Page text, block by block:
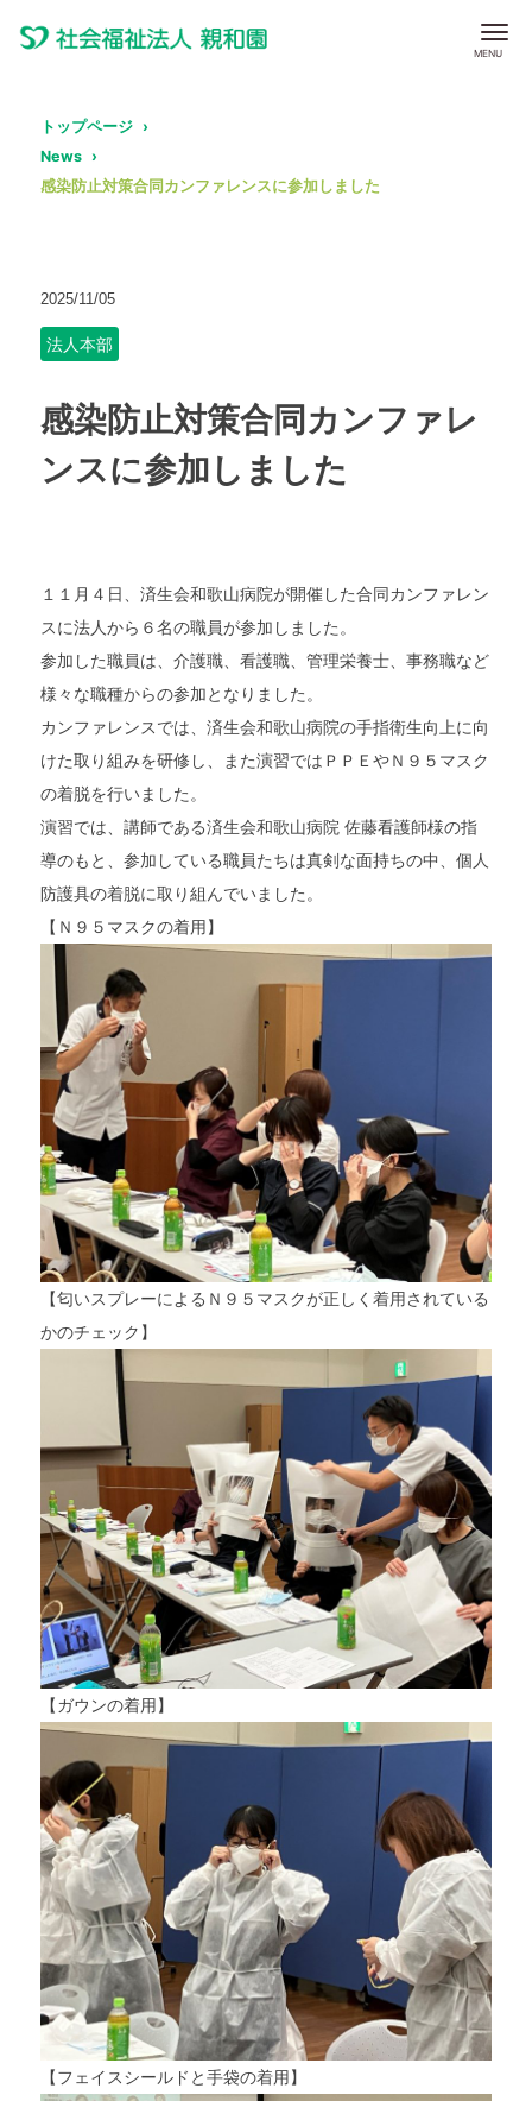
トップページ
親和園について
お知らせ
求人情報
トップページ
News
感染防止対策合同カンファレンスに参加しました
2025/11/05
法人本部
感染防止対策合同カンファレ
ンスに参加しました
１１月４日、済生会和歌山病院が開催した合同カンファレン
スに法人から６名の職員が参加しました。
参加した職員は、介護職、看護職、管理栄養士、事務職など
様々な職種からの参加となりました。
カンファレンスでは、済生会和歌山病院の手指衛生向上に向
けた取り組みを研修し、また演習ではＰＰＥやＮ９５マスク
の着脱を行いました。
演習では、講師である済生会和歌山病院 佐藤看護師様の指
導のもと、参加している職員たちは真剣な面持ちの中、個人
防護具の着脱に取り組んでいました。
【Ｎ９５マスクの着用】
【匂いスプレーによるＮ９５マスクが正しく着用されている
かのチェック】
【ガウンの着用】
【フェイスシールドと手袋の着用】